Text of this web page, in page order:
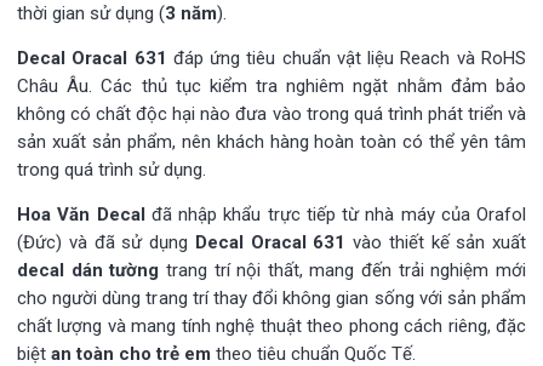
thời gian sử dụng (3 năm).
Decal Oracal 631 đáp ứng tiêu chuẩn vật liệu Reach và RoHS
Châu Âu. Các thủ tục kiểm tra nghiêm ngặt nhằm đảm bảo
không có chất độc hại nào đưa vào trong quá trình phát triển và
sản xuất sản phẩm, nên khách hàng hoàn toàn có thể yên tâm
trong quá trình sử dụng.
Hoa Văn Decal đã nhập khẩu trực tiếp từ nhà máy của Orafol
(Đức) và đã sử dụng Decal Oracal 631 vào thiết kế sản xuất
decal dán tường trang trí nội thất, mang đến trải nghiệm mới
cho người dùng trang trí thay đổi không gian sống với sản phẩm
chất lượng và mang tính nghệ thuật theo phong cách riêng, đặc
biệt an toàn cho trẻ em theo tiêu chuẩn Quốc Tế.